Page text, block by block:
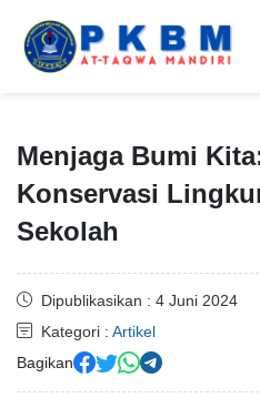
Menjaga Bumi
Konservasi
Sekolah
Dipublikasikan : 4 Juni 2024
Kategori : Artikel
Bagikan